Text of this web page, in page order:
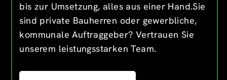
bis zur Umsetzung, alles aus einer Hand.Sie
sind private Bauherren oder gewerbliche,
kommunale Auftraggeber? Vertrauen Sie
unserem leistungsstarken Team.